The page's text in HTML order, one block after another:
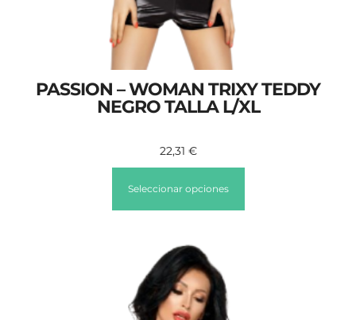
PASSION – WOMAN TRIXY TEDDY
NEGRO TALLA L/XL
22,31 €
Seleccionar opciones